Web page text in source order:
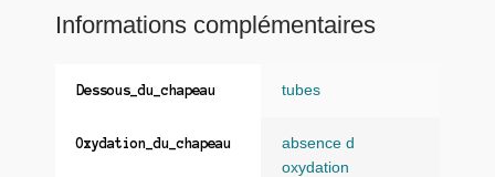
Informations complémentaires
Dessous_du_chapeau tubes
Oxydation_du_chapeau
absence d
oxydation